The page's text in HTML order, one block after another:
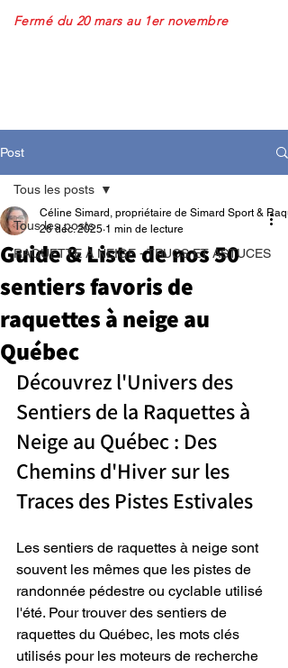
Fermé du 20 mars au 1er novembre
Post
Tous les posts
RAQUETTE À NEIGE - TRUCS ET ASTUCES
Tous les posts
Guide & Liste de nos 50
sentiers favoris de
raquettes à neige au
Québec
Céline Simard, propriétaire de Simard Sport &
26 déc. 2025 1 min de lecture
Découvrez l'Univers des
Sentiers de la Raquettes à
Neige au Québec : Des
Chemins d'Hiver sur les
Traces des Pistes Estivales
Les sentiers de raquettes à neige sont
souvent les mêmes que les pistes de
randonnée pédestre ou cyclable utilisé
l'été.​ Pour trouver des sentiers de
raquettes du Québec, les mots clés
utilisés pour les moteurs de recherche